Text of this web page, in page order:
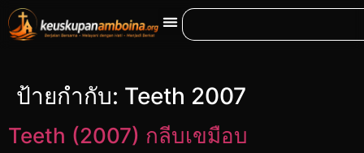
ป้ายกำกับ: Teeth 2007
Teeth (2007) กลีบเขมือบ